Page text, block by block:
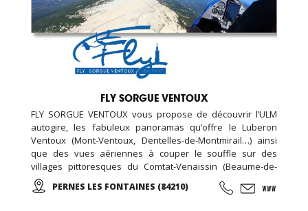
FLY SORGUE VENTOUX
FLY SORGUE VENTOUX vous propose de découvrir l’ULM
autogire, les fabuleux panoramas qu’offre le Luberon
Ventoux (Mont-Ventoux, Dentelles-de-Montmirail…) ainsi
que des vues aériennes à couper le souffle sur des
villages pittoresques du Comtat-Venaissin (Beaume-de-
Venise, Le-Barroux, Bédoin, Crillon-le-Brave…), sur les
Monts-de-Vaucluse (Blauvac, Méthamis, Gordes, L’Isle sur
PERNES LES FONTAINES (84210)